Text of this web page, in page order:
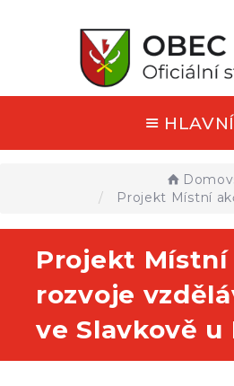
Projekt Místní
Projekt
rozvoje
ve Slavkově u